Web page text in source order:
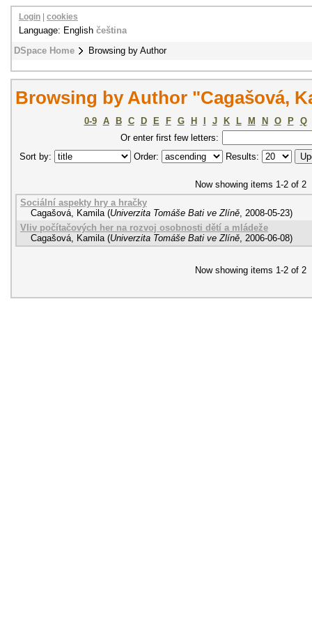
DSpace Home Browsing by Author
Login cookies
Language: English čeština
Browsing by Author "Cagašová,
0-9 A B C D E F G H J K L M N O P
Q
Or enter first few letters:
Sort by:
Order: Results:
Now showing items 1-2 of 2
Sociální aspekty hry a hračky
Cagašová, Kamila (Univerzita Tomáše Bati ve Zlíně, 2008-05-23)
Vliv počítačových her na rozvoj osobnosti dětí a mládeže
Cagašová, Kamila (Univerzita Tomáše Bati ve Zlíně, 2006-06-08)
Now showing items 1-2 of 2